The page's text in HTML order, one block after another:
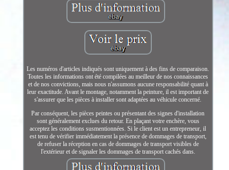
Les numéros d'articles indiqués sont uniquement à des fins de comparaison.
Toutes les informations ont été compilées au meilleur de nos connaissances
et de nos convictions, mais nous n'assumons aucune responsabilité quant à
leur exactitude. Avant le montage, notamment la peinture, il est important de
s'assurer que les pièces à installer sont adaptées au véhicule concerné.
Par conséquent, les pièces peintes ou présentant des signes d'installation
sont généralement exclues du retour. En plaçant votre enchère, vous
acceptez les conditions susmentionnées. Si le client est un entrepreneur, il
est tenu de vérifier immédiatement la présence de dommages de transport,
de refuser la réception en cas de dommages de transport visibles de
l'extérieur et de signaler les dommages de transport cachés dans.